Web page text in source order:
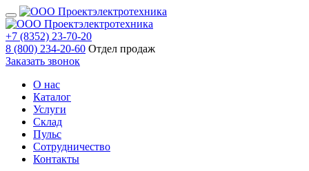
+7 (8352) 23-70-20
8 (800) 234-20-60 Отдел продаж
Заказать звонок
О нас
Каталог
Услуги
Склад
Пульс
Сотрудничество
Контакты